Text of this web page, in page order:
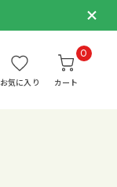
お気に入り
0
カート